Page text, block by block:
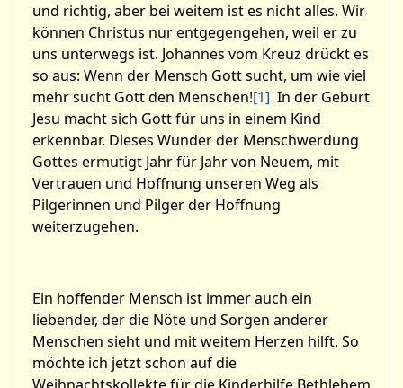
und richtig, aber bei weitem ist es nicht alles. Wir
können Christus nur entgegengehen, weil er zu
uns unterwegs ist. Johannes vom Kreuz drückt es
so aus: Wenn der Mensch Gott sucht, um wie viel
mehr sucht Gott den Menschen![1] In der Geburt
Jesu macht sich Gott für uns in einem Kind
erkennbar. Dieses Wunder der Menschwerdung
Gottes ermutigt Jahr für Jahr von Neuem, mit
Vertrauen und Hoffnung unseren Weg als
Pilgerinnen und Pilger der Hoffnung
weiterzugehen.
Ein hoffender Mensch ist immer auch ein
liebender, der die Nöte und Sorgen anderer
Menschen sieht und mit weitem Herzen hilft. So
möchte ich jetzt schon auf die